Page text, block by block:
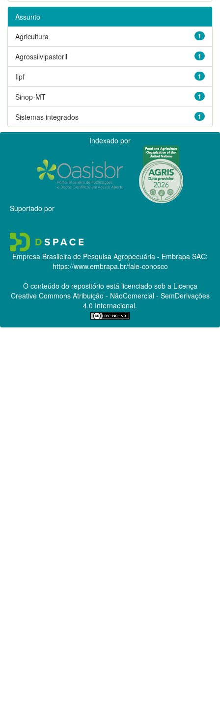
Assunto
1
Agricultura
1
Agrossilvipastoril
1
Ilpf
1
Sinop-MT
1
Sistemas integrados
Indexado por
Suportado por
Empresa Brasileira de Pesquisa Agropecuária - Embrapa SAC:
https://www.embrapa.br/fale-conosco
O conteúdo do repositório está licenciado sob a Licença
Creative CommonsAtribuição - NãoComercial - SemDerivações
4.0 Internacional.